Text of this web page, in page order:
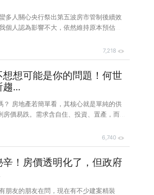
多人關心央行祭出第五波房市管制後續效
個人認為影響不大，依然維持原本預估如
。雖然是年前錄的，但徐佳馨、陸敬民兩
的是，今年建商倒閉潮應該不會發生了，所
屋，自備款不夠怎麼辦？ 如果買了第二
7,218
想可能是你的問題！何世
...
房地產若簡單看，其核心就是單純的供
價易跌。需求含自住、投資、置產，而供
禁止轉售」措施而減少多少供給量呢？ 前
如下： 2020 年：約 7 萬件 2021 年：約
售屋禁止轉售」措施，應該會使預售屋需
6,740
！房價透明化了，但政府
朋友的朋友在問，現在有不少建案精裝